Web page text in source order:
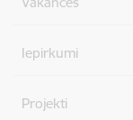
Iepirkumi
Projekti